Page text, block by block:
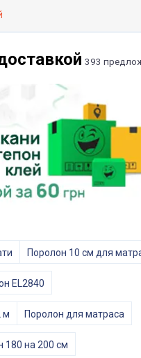
393
Поролон 10 см для
EL2840
м Поролон для матраса
180 на 200 см